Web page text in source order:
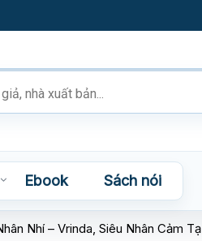
Ebook Sách nói
Nhí – Vrinda, Siêu Nhân Cảm Tạ